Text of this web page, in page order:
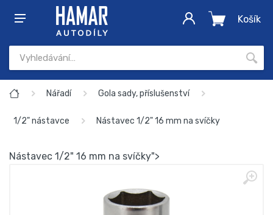
Košík
Nářadí Gola sady, příslušenství
1/2" nástavce Nástavec 1/2" 16 mm na svíčky
Nástavec 1/2" 16 mm na svíčky">